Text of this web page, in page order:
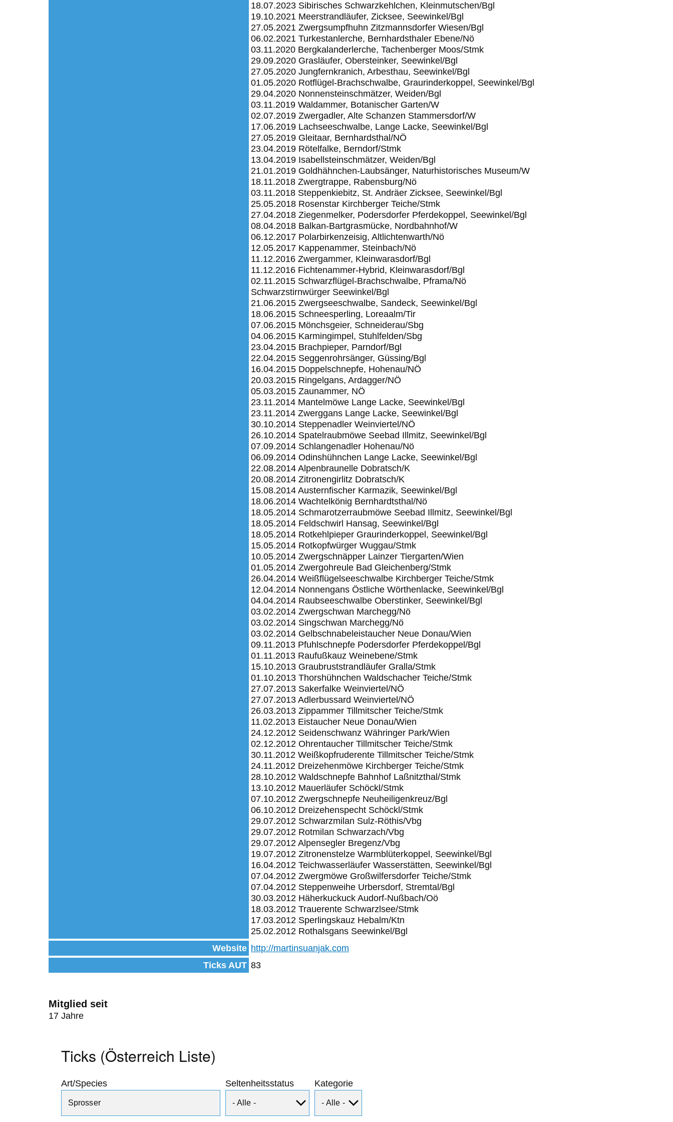
18.07.2023 Sibirisches Schwarzkehlchen, Kleinmutschen/Bgl
19.10.2021 Meerstrandläufer, Zicksee, Seewinkel/Bgl
27.05.2021 Zwergsumpfhuhn Zitzmannsdorfer Wiesen/Bgl
06.02.2021 Turkestanlerche, Bernhardsthaler Ebene/Nö
03.11.2020 Bergkalanderlerche, Tachenberger Moos/Stmk
29.09.2020 Grasläufer, Obersteinker, Seewinkel/Bgl
27.05.2020 Jungfernkranich, Arbesthau, Seewinkel/Bgl
01.05.2020 Rotflügel-Brachschwalbe, Graurinderkoppel, Seewinkel/Bgl
29.04.2020 Nonnensteinschmätzer, Weiden/Bgl
03.11.2019 Waldammer, Botanischer Garten/W
02.07.2019 Zwergadler, Alte Schanzen Stammersdorf/W
17.06.2019 Lachseeschwalbe, Lange Lacke, Seewinkel/Bgl
27.05.2019 Gleitaar, Bernhardsthal/NÖ
23.04.2019 Rötelfalke, Berndorf/Stmk
13.04.2019 Isabellsteinschmätzer, Weiden/Bgl
21.01.2019 Goldhähnchen-Laubsänger, Naturhistorisches Museum/W
18.11.2018 Zwergtrappe, Rabensburg/Nö
03.11.2018 Steppenkiebitz, St. Andräer Zicksee, Seewinkel/Bgl
25.05.2018 Rosenstar Kirchberger Teiche/Stmk
27.04.2018 Ziegenmelker, Podersdorfer Pferdekoppel, Seewinkel/Bgl
08.04.2018 Balkan-Bartgrasmücke, Nordbahnhof/W
06.12.2017 Polarbirkenzeisig, Altlichtenwarth/Nö
12.05.2017 Kappenammer, Steinbach/Nö
11.12.2016 Zwergammer, Kleinwarasdorf/Bgl
11.12.2016 Fichtenammer-Hybrid, Kleinwarasdorf/Bgl
02.11.2015 Schwarzflügel-Brachschwalbe, Pframa/Nö
Schwarzstirnwürger Seewinkel/Bgl
21.06.2015 Zwergseeschwalbe, Sandeck, Seewinkel/Bgl
18.06.2015 Schneesperling, Loreaalm/Tir
07.06.2015 Mönchsgeier, Schneiderau/Sbg
04.06.2015 Karmingimpel, Stuhlfelden/Sbg
23.04.2015 Brachpieper, Parndorf/Bgl
22.04.2015 Seggenrohrsänger, Güssing/Bgl
16.04.2015 Doppelschnepfe, Hohenau/NÖ
20.03.2015 Ringelgans, Ardagger/NÖ
05.03.2015 Zaunammer, NÖ
23.11.2014 Mantelmöwe Lange Lacke, Seewinkel/Bgl
23.11.2014 Zwerggans Lange Lacke, Seewinkel/Bgl
30.10.2014 Steppenadler Weinviertel/NÖ
26.10.2014 Spatelraubmöwe Seebad Illmitz, Seewinkel/Bgl
07.09.2014 Schlangenadler Hohenau/Nö
06.09.2014 Odinshühnchen Lange Lacke, Seewinkel/Bgl
22.08.2014 Alpenbraunelle Dobratsch/K
20.08.2014 Zitronengirlitz Dobratsch/K
15.08.2014 Austernfischer Karmazik, Seewinkel/Bgl
18.06.2014 Wachtelkönig Bernhardtsthal/Nö
18.05.2014 Schmarotzerraubmöwe Seebad Illmitz, Seewinkel/Bgl
18.05.2014 Feldschwirl Hansag, Seewinkel/Bgl
18.05.2014 Rotkehlpieper Graurinderkoppel, Seewinkel/Bgl
15.05.2014 Rotkopfwürger Wuggau/Stmk
10.05.2014 Zwergschnäpper Lainzer Tiergarten/Wien
01.05.2014 Zwergohreule Bad Gleichenberg/Stmk
26.04.2014 Weißflügelseeschwalbe Kirchberger Teiche/Stmk
12.04.2014 Nonnengans Östliche Wörthenlacke, Seewinkel/Bgl
04.04.2014 Raubseeschwalbe Oberstinker, Seewinkel/Bgl
03.02.2014 Zwergschwan Marchegg/Nö
03.02.2014 Singschwan Marchegg/Nö
03.02.2014 Gelbschnabeleistaucher Neue Donau/Wien
09.11.2013 Pfuhlschnepfe Podersdorfer Pferdekoppel/Bgl
01.11.2013 Raufußkauz Weinebene/Stmk
15.10.2013 Graubruststrandläufer Gralla/Stmk
01.10.2013 Thorshühnchen Waldschacher Teiche/Stmk
27.07.2013 Sakerfalke Weinviertel/NÖ
27.07.2013 Adlerbussard Weinviertel/NÖ
26.03.2013 Zippammer Tillmitscher Teiche/Stmk
11.02.2013 Eistaucher Neue Donau/Wien
24.12.2012 Seidenschwanz Währinger Park/Wien
02.12.2012 Ohrentaucher Tillmitscher Teiche/Stmk
30.11.2012 Weißkopfruderente Tillmitscher Teiche/Stmk
24.11.2012 Dreizehenmöwe Kirchberger Teiche/Stmk
28.10.2012 Waldschnepfe Bahnhof Laßnitzthal/Stmk
13.10.2012 Mauerläufer Schöckl/Stmk
07.10.2012 Zwergschnepfe Neuheiligenkreuz/Bgl
06.10.2012 Dreizehenspecht Schöckl/Stmk
29.07.2012 Schwarzmilan Sulz-Röthis/Vbg
29.07.2012 Rotmilan Schwarzach/Vbg
29.07.2012 Alpensegler Bregenz/Vbg
19.07.2012 Zitronenstelze Warmblüterkoppel, Seewinkel/Bgl
16.04.2012 Teichwasserläufer Wasserstätten, Seewinkel/Bgl
07.04.2012 Zwergmöwe Großwilfersdorfer Teiche/Stmk
07.04.2012 Steppenweihe Urbersdorf, Stremtal/Bgl
30.03.2012 Häherkuckuck Audorf-Nußbach/Oö
18.03.2012 Trauerente Schwarzlsee/Stmk
17.03.2012 Sperlingskauz Hebalm/Ktn
25.02.2012 Rothalsgans Seewinkel/Bgl
Website http://martinsuanjak.com
Ticks AUT 83
Mitglied seit
17 Jahre
Ticks (Österreich Liste)
Art/Species Seltenheitsstatus Kategorie